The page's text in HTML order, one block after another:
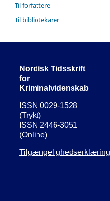
Til forfattere
Til bibliotekarer
Nordisk Tidsskrift
for
Kriminalvidenskab
ISSN 0029-1528
(Trykt)
ISSN 2446-3051
(Online)
Tilgængelighedserklæring